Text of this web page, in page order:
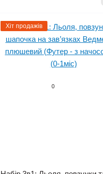
Хіт продажів
0